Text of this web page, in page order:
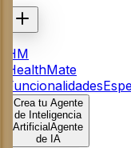
HM
HealthMate
Funcionalidades
Crea tu Agente
de Inteligencia
ArtificialAgente
de IA